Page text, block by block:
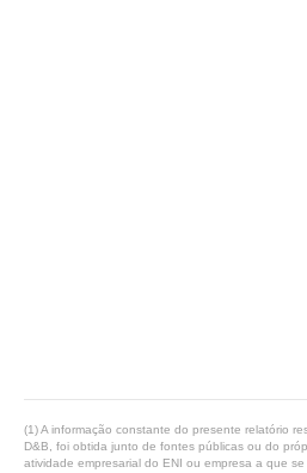
(1) A informação constante do presente relatório
D&B, foi obtida junto de fontes públicas ou do
atividade empresarial do ENI ou empresa a que